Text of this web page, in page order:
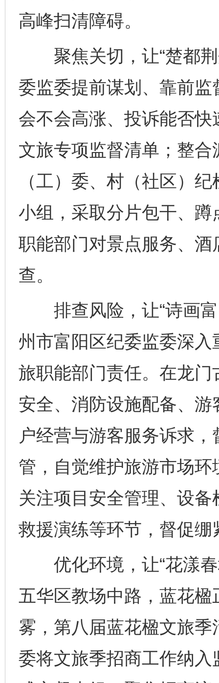
高峰扫清障碍。
聚焦关切，让“楚都荆
委监委提前谋划、靠前监
会不会高涨、投诉能否快
文旅专项监督清单；整
（工）委、村（社区）
小组，采取分片包干、
职能部门对景点服务、
查。
排查风险，让“诗画富
州市富阳区纪委监委深
旅职能部门责任。在龙
安全、消防设施配备、
户经营与游客服务诉求
管，自觉维护旅游市场
关注项目安全管理、设
救援演练等环节，督促绷
优化环境，让“花漾春
五华区教场中路，蓝花
雾，第八届蓝花楹文旅
委将文旅季招商工作纳入